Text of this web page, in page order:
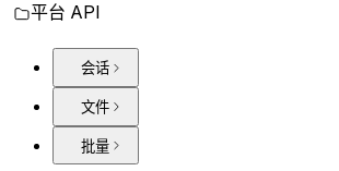
平台 API
会话
文件
批量